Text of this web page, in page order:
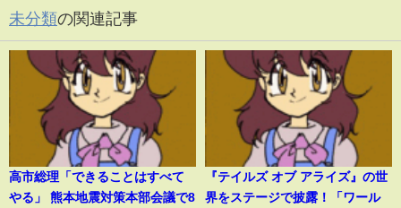
未分類の関連記事
高市総理「できることはすべて
やる」 熊本地震対策本部会議で8
『テイルズ オブ アライズ』の世
界をステージで披露！「ワール